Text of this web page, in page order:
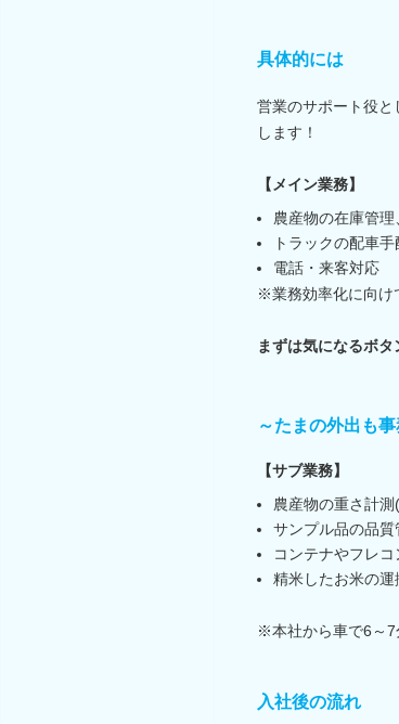
具体的には
営業のサポート役
します！
【メイン業務】
農産物の在庫管理
トラックの配車
電話・来客対応
※業務効率化に向け
まずは気になるボタ
～たまの外出も
【サブ業務】
農産物の重さ計
サンプル品の品
コンテナやフレ
精米したお米の
※本社から車で6～7
入社後の流れ